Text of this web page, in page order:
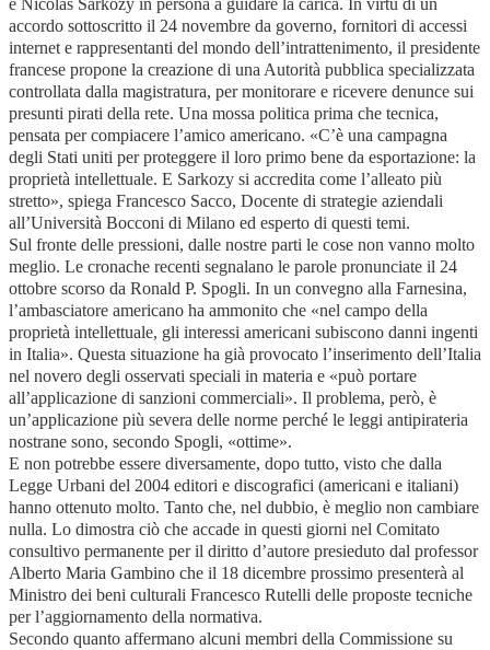
è Nicolas Sarkozy in persona a guidare la carica. In virtù di un
accordo sottoscritto il 24 novembre da governo, fornitori di accessi
internet e rappresentanti del mondo dell’intrattenimento, il presidente
francese propone la creazione di una Autorità pubblica specializzata
controllata dalla magistratura, per monitorare e ricevere denunce sui
presunti pirati della rete. Una mossa politica prima che tecnica,
pensata per compiacere l’amico americano. «C’è una campagna
degli Stati uniti per proteggere il loro primo bene da esportazione: la
proprietà intellettuale. E Sarkozy si accredita come l’alleato più
stretto», spiega Francesco Sacco, Docente di strategie aziendali
all’Università Bocconi di Milano ed esperto di questi temi.
Sul fronte delle pressioni, dalle nostre parti le cose non vanno molto
meglio. Le cronache recenti segnalano le parole pronunciate il 24
ottobre scorso da Ronald P. Spogli. In un convegno alla Farnesina,
l’ambasciatore americano ha ammonito che «nel campo della
proprietà intellettuale, gli interessi americani subiscono danni ingenti
in Italia». Questa situazione ha già provocato l’inserimento dell’Italia
nel novero degli osservati speciali in materia e «può portare
all’applicazione di sanzioni commerciali». Il problema, però, è
un’applicazione più severa delle norme perché le leggi antipirateria
nostrane sono, secondo Spogli, «ottime».
E non potrebbe essere diversamente, dopo tutto, visto che dalla
Legge Urbani del 2004 editori e discografici (americani e italiani)
hanno ottenuto molto. Tanto che, nel dubbio, è meglio non cambiare
nulla. Lo dimostra ciò che accade in questi giorni nel Comitato
consultivo permanente per il diritto d’autore presieduto dal professor
Alberto Maria Gambino che il 18 dicembre prossimo presenterà al
Ministro dei beni culturali Francesco Rutelli delle proposte tecniche
per l’aggiornamento della normativa.
Secondo quanto affermano alcuni membri della Commissione su